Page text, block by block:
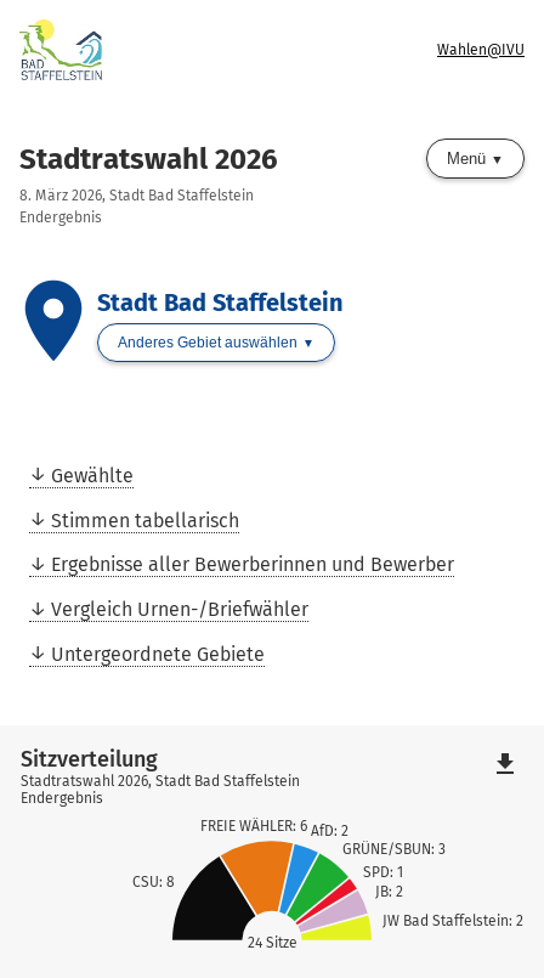
Wahlen@IVU
Stadtratswahl 2026
8. März 2026, Stadt Bad Staffelstein
Endergebnis
Menü
placeStadt Bad Staffelstein
Anderes Gebiet auswählen
Gewählte
Stimmen tabellarisch
Ergebnisse aller Bewerberinnen und Bewerber
Vergleich Urnen-/Briefwähler
Untergeordnete Gebiete
24 Sitze
CSU: 8
FREIE WÄHLER: 6 AfD: 2
GRÜNE/SBUN: 3
SPD: 1
JB: 2
JW Bad Staffelstein: 2
Sitzverteilung
Stadtratswahl 2026, Stadt Bad Staffelstein
Endergebnis
file_download